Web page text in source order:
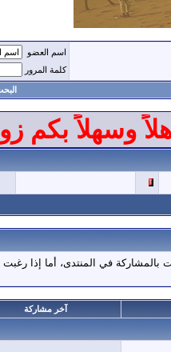
اسم العضو
كلمة المرور
وسهلاً بكم
بالمشاركة في المنتدى، أما إذا رغبت
آخر مشاركة